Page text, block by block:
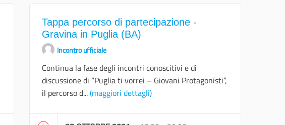
Tappa percorso di partecipazione -
Gravina in Puglia (BA)
Incontro ufficiale
Continua la fase degli incontri conoscitivi e di
discussione di “Puglia ti vorrei – Giovani Protagonisti”,
il percorso d...(maggiori dettagli)